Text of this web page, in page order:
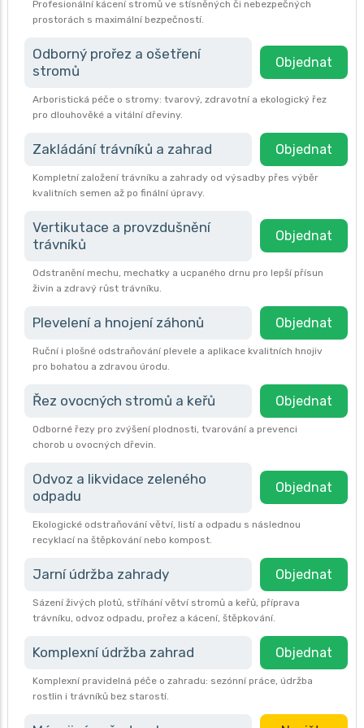
Profesionální kácení stromů ve stísněných či nebezpečných
prostorách s maximální bezpečností.
Odborný prořez a ošetření
stromů
Objednat
Arboristická péče o stromy: tvarový, zdravotní a ekologický řez
pro dlouhověké a vitální dřeviny.
Zakládání trávníků a zahrad Objednat
Kompletní založení trávníku a zahrady od výsadby přes výběr
kvalitních semen až po finální úpravy.
Vertikutace a provzdušnění
trávníků
Objednat
Odstranění mechu, mechatky a ucpaného drnu pro lepší přísun
živin a zdravý růst trávníku.
Plevelení a hnojení záhonů Objednat
Ruční i plošné odstraňování plevele a aplikace kvalitních hnojiv
pro bohatou a zdravou úrodu.
Řez ovocných stromů a keřů Objednat
Odborné řezy pro zvýšení plodnosti, tvarování a prevenci
chorob u ovocných dřevin.
Odvoz a likvidace zeleného
odpadu
Objednat
Ekologické odstraňování větví, listí a odpadu s následnou
recyklací na štěpkování nebo kompost.
Jarní údržba zahrady Objednat
Sázení živých plotů, stříhání větví stromů a keřů, příprava
trávníku, odvoz odpadu, prořez a kácení, štěpkování.
Komplexní údržba zahrad Objednat
Komplexní pravidelná péče o zahradu: sezónní práce, údržba
rostlin i trávníků bez starostí.